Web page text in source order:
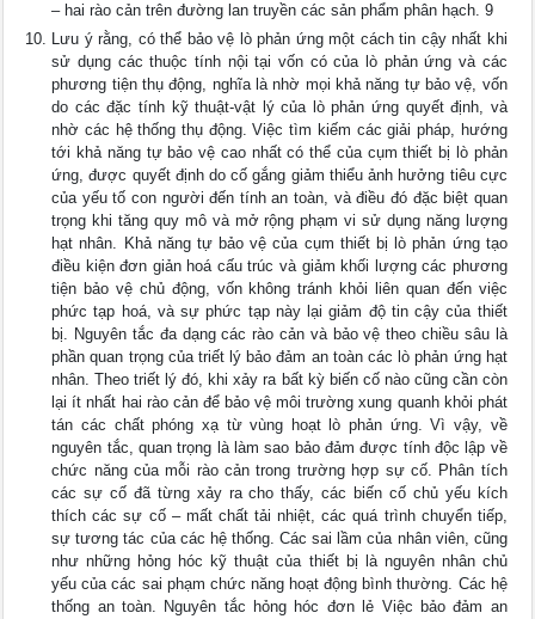
– hai rào cản trên đường lan truyền các sản phẩm phân hạch. 9
Lưu ý rằng, có thể bảo vệ lò phản ứng một cách tin cậy nhất khi
sử dụng các thuộc tính nội tại vốn có của lò phản ứng và các
phương tiện thụ động, nghĩa là nhờ mọi khả năng tự bảo vệ, vốn
do các đặc tính kỹ thuật-vật lý của lò phản ứng quyết định, và
nhờ các hệ thống thụ động. Việc tìm kiếm các giải pháp, hướng
tới khả năng tự bảo vệ cao nhất có thể của cụm thiết bị lò phản
ứng, được quyết định do cố gắng giảm thiểu ảnh hưởng tiêu cực
của yếu tố con người đến tính an toàn, và điều đó đặc biệt quan
trọng khi tăng quy mô và mở rộng phạm vi sử dụng năng lượng
hạt nhân. Khả năng tự bảo vệ của cụm thiết bị lò phản ứng tạo
điều kiện đơn giản hoá cấu trúc và giảm khối lượng các phương
tiện bảo vệ chủ động, vốn không tránh khỏi liên quan đến việc
phức tạp hoá, và sự phức tạp này lại giảm độ tin cậy của thiết
bị. Nguyên tắc đa dạng các rào cản và bảo vệ theo chiều sâu là
phần quan trọng của triết lý bảo đảm an toàn các lò phản ứng hạt
nhân. Theo triết lý đó, khi xảy ra bất kỳ biến cố nào cũng cần còn
lại ít nhất hai rào cản để bảo vệ môi trường xung quanh khỏi phát
tán các chất phóng xạ từ vùng hoạt lò phản ứng. Vì vậy, về
nguyên tắc, quan trọng là làm sao bảo đảm được tính độc lập về
chức năng của mỗi rào cản trong trường hợp sự cố. Phân tích
các sự cố đã từng xảy ra cho thấy, các biến cố chủ yếu kích
thích các sự cố – mất chất tải nhiệt, các quá trình chuyển tiếp,
sự tương tác của các hệ thống. Các sai lầm của nhân viên, cũng
như những hỏng hóc kỹ thuật của thiết bị là nguyên nhân chủ
yếu của các sai phạm chức năng hoạt động bình thường. Các hệ
thống an toàn. Nguyên tắc hỏng hóc đơn lẻ Việc bảo đảm an